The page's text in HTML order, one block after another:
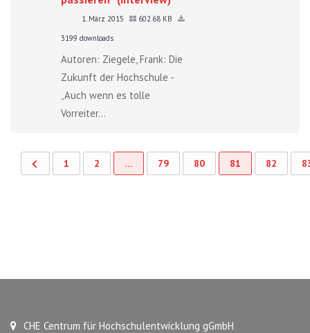
1. März 2015
602.68 KB
3199 downloads
Autoren: Ziegele, Frank: Die
Zukunft der Hochschule -
„Auch wenn es tolle
Vorreiter...
1 2 … 79 80 81 82
CHE Centrum für Hochschulentwicklung gGmbH